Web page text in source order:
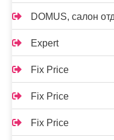
DOMUS, салон
Expert
Fix Price
Fix Price
Fix Price